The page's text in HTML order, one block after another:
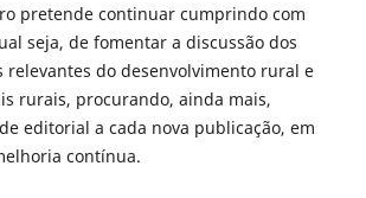
pretende continuar cumprindo com
seja, de fomentar a discussão dos
relevantes do desenvolvimento rural e
rurais, procurando, ainda mais,
editorial a cada nova publicação, em
contínua.